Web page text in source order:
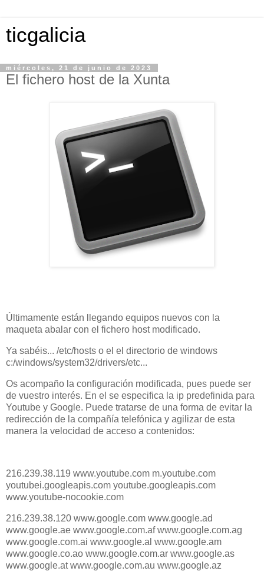
ticgalicia
miércoles, 21 de junio de 2023
El fichero host de la Xunta
Últimamente están llegando equipos nuevos con la
maqueta abalar con el fichero host modificado.
Ya sabéis... /etc/hosts o el el directorio de windows
c:/windows/system32/drivers/etc...
Os acompaño la configuración modificada, pues puede ser
de vuestro interés. En el se especifica la ip predefinida para
Youtube y Google. Puede tratarse de una forma de evitar la
redirección de la compañía telefónica y agilizar de esta
manera la velocidad de acceso a contenidos:
216.239.38.119 www.youtube.com m.youtube.com
youtubei.googleapis.com youtube.googleapis.com
www.youtube-nocookie.com
216.239.38.120 www.google.com www.google.ad
www.google.ae www.google.com.af www.google.com.ag
www.google.com.ai www.google.al www.google.am
www.google.co.ao www.google.com.ar www.google.as
www.google.at www.google.com.au www.google.az